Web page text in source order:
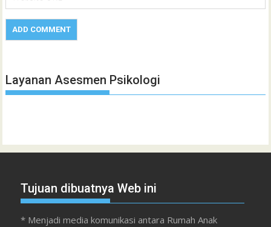
Layanan Asesmen Psikologi
Tujuan dibuatnya Web ini
* Menjadi media komunikasi antara Rumah Anak